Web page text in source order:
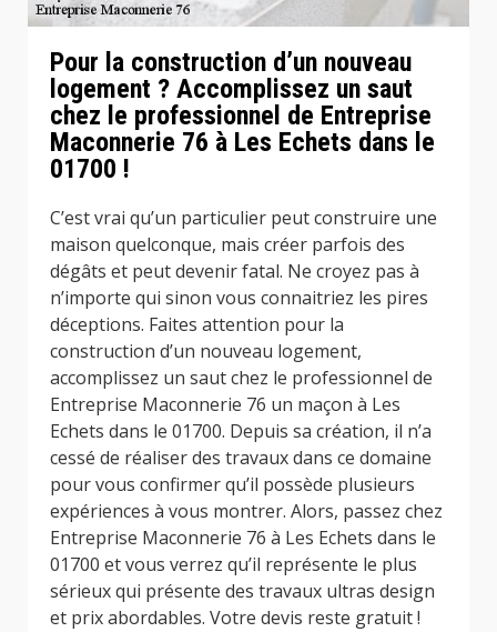
Pour la construction d’un nouveau
logement ? Accomplissez un saut
chez le professionnel de Entreprise
Maconnerie 76 à Les Echets dans le
01700 !
C’est vrai qu’un particulier peut construire une
maison quelconque, mais créer parfois des
dégâts et peut devenir fatal. Ne croyez pas à
n’importe qui sinon vous connaitriez les pires
déceptions. Faites attention pour la
construction d’un nouveau logement,
accomplissez un saut chez le professionnel de
Entreprise Maconnerie 76 un maçon à Les
Echets dans le 01700. Depuis sa création, il n’a
cessé de réaliser des travaux dans ce domaine
pour vous confirmer qu’il possède plusieurs
expériences à vous montrer. Alors, passez chez
Entreprise Maconnerie 76 à Les Echets dans le
01700 et vous verrez qu’il représente le plus
sérieux qui présente des travaux ultras design
et prix abordables. Votre devis reste gratuit !